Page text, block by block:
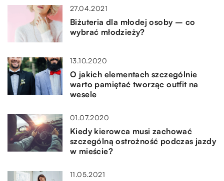
27.04.2021
Biżuteria dla młodej osoby – co
wybrać młodzieży?
13.10.2020
O jakich elementach szczególnie
warto pamiętać tworząc outfit na
wesele
01.07.2020
Kiedy kierowca musi zachować
szczególną ostrożność podczas jazdy
w mieście?
11.05.2021